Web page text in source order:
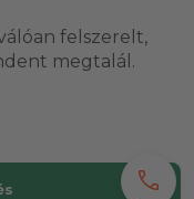
call
felszerelt,
megtalál.